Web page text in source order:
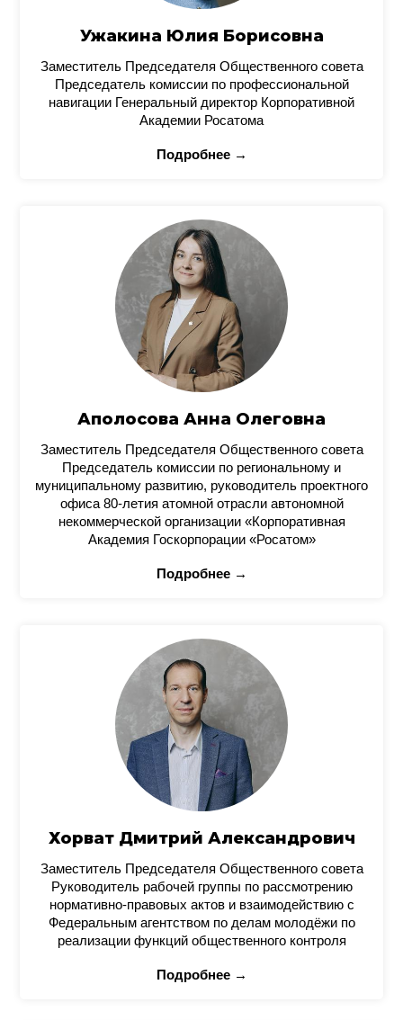
Ужакина Юлия Борисовна
Заместитель Председателя Общественного совета
Председатель комиссии по профессиональной
навигации Генеральный директор Корпоративной
Академии Росатома
Подробнее →
Аполосова Анна Олеговна
Заместитель Председателя Общественного совета
Председатель комиссии по региональному и
муниципальному развитию, руководитель проектного
офиса 80-летия атомной отрасли автономной
некоммерческой организации «Корпоративная
Академия Госкорпорации «Росатом»
Подробнее →
Хорват Дмитрий Александрович
Заместитель Председателя Общественного совета
Руководитель рабочей группы по рассмотрению
нормативно-правовых актов и взаимодействию с
Федеральным агентством по делам молодёжи по
реализации функций общественного контроля
Подробнее →